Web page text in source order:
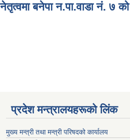
बनेपा न.पा.वाडा नं. ७
प्रदेश मन्त्रालयहरूको लिंक
मुख्य मन्त्री तथा मन्त्री परिषदको कार्यालय